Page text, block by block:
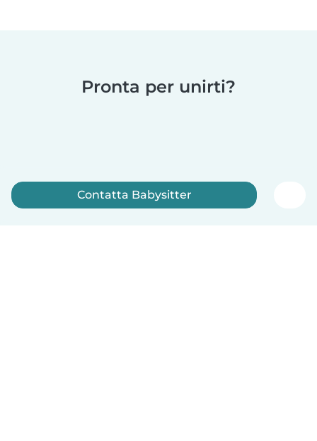
Pronta per unirti?
Contatta Babysitter